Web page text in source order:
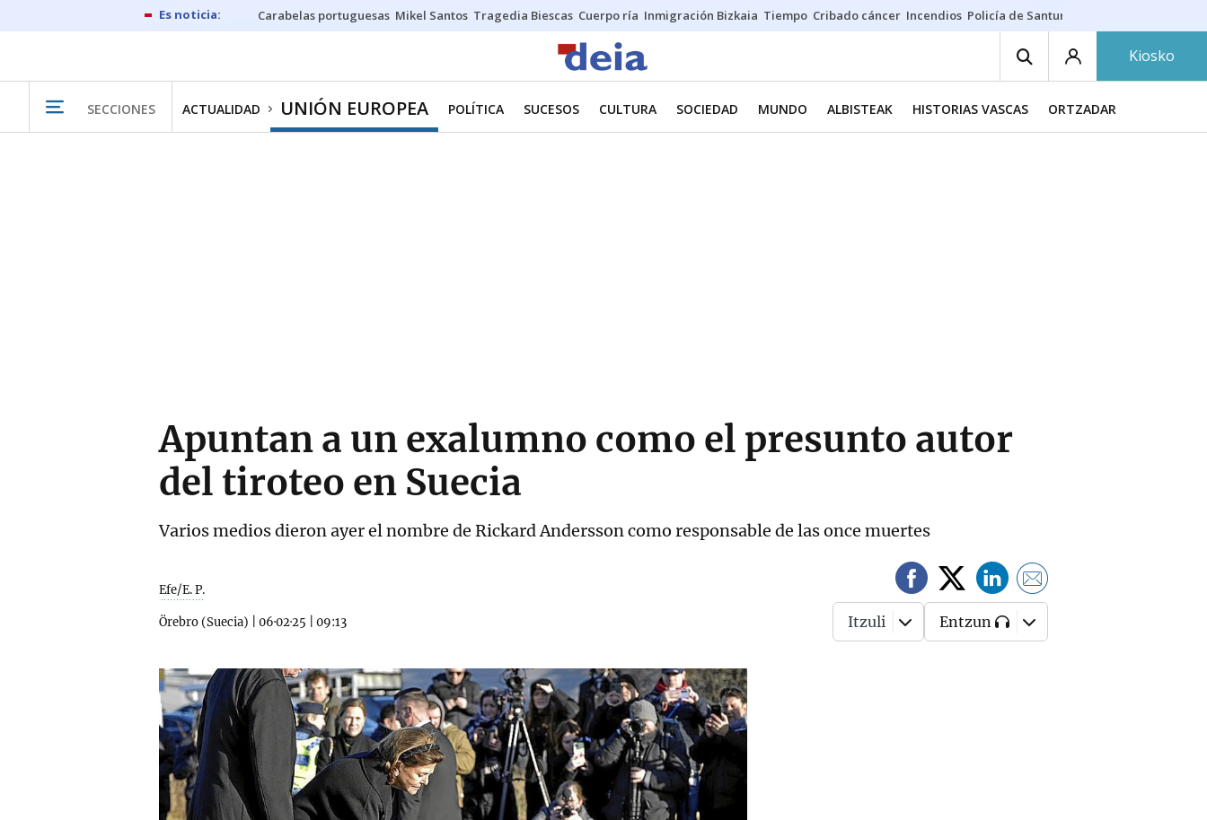
Carabelas portuguesas Mikel Santos Tragedia Biescas Cuerpo ría Inmigración Bizkaia Tiempo Cribado cáncer Incendios Policía de Santurtzi
Kiosko
SECCIONES ACTUALIDAD UNIÓN EUROPEA POLÍTICA SUCESOS CULTURA SOCIEDAD MUNDO ALBISTEAK HISTORIAS VASCAS ORTZADAR
Apuntan a un exalumno como el presunto autor
del tiroteo en Suecia
Varios medios dieron ayer el nombre de Rickard Andersson como responsable de las once muertes
Efe/E. P.
Örebro (Suecia) 06·02·25 09:13 Itzuli Entzun